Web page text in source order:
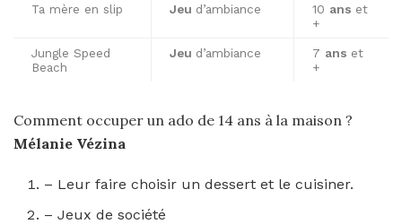
Ta mère en slip Jeu d’ambiance 10 ans et
+
Jungle Speed
Beach
Jeu d’ambiance 7 ans et
+
Comment occuper un ado de 14 ans à la maison ?
Mélanie Vézina
– Leur faire choisir un dessert et le cuisiner.
– Jeux de société